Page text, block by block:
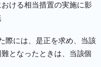
ける相当措置の実施に影
際には、是正を求め、当該
となったときは、当該個